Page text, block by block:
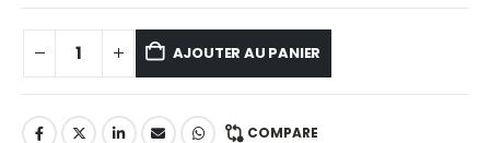
AJOUTER AU PANIER
COMPARE